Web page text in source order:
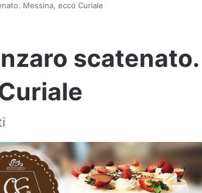
Messina, ecco Curiale
scatenato.